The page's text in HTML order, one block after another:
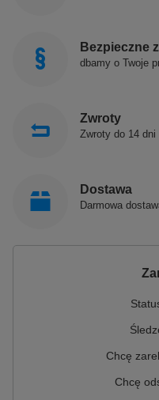
Bezpieczne
dbamy o Twoje
Zwroty
Zwroty do 14 dni
Dostawa
Darmowa
Chcę
Chcę